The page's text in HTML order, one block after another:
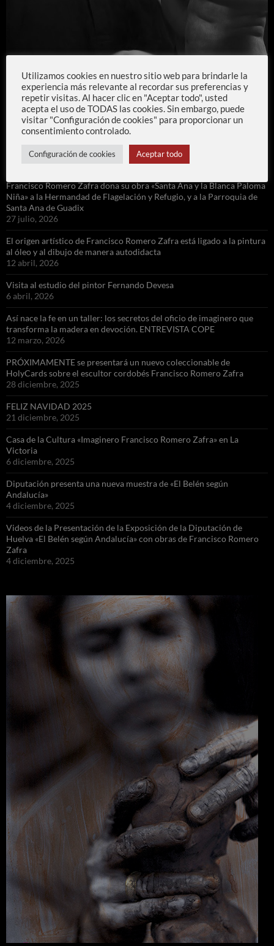
ENTRADAS RECIENTES
Añadida, al apartado de OBRA, una réplica de 50 cm del año 1993
para la Hermandad
Francisco Romero Zafra dona su obra «Santa Ana y la Blanca Paloma
Niña» a la Hermandad de Flagelación y Refugio, y a la Parroquia de
Santa Ana de Guadix
27 julio, 2026
El origen artístico de Francisco Romero Zafra está ligado a la pintura
al óleo y al dibujo de manera autodidacta
12 abril, 2026
Visita al estudio del pintor Fernando Devesa
6 abril, 2026
Así nace la fe en un taller: los secretos del oficio de imaginero que
transforma la madera en devoción. ENTREVISTA COPE
12 marzo, 2026
PRÓXIMAMENTE se presentará un nuevo coleccionable de
HolyCards sobre el escultor cordobés Francisco Romero Zafra
28 diciembre, 2025
FELIZ NAVIDAD 2025
21 diciembre, 2025
Casa de la Cultura «Imaginero Francisco Romero Zafra» en La
Victoria
6 diciembre, 2025
Diputación presenta una nueva muestra de «El Belén según
Andalucía»
4 diciembre, 2025
Videos de la Presentación de la Exposición de la Diputación de
Huelva «El Belén según Andalucía» con obras de Francisco Romero
Zafra
4 diciembre, 2025
Utilizamos cookies en nuestro sitio web para brindarle la
experiencia más relevante al recordar sus preferencias y
repetir visitas. Al hacer clic en "Aceptar todo", usted
acepta el uso de TODAS las cookies. Sin embargo, puede
visitar "Configuración de cookies" para proporcionar un
consentimiento controlado.
Configuración de cookies Aceptar todo